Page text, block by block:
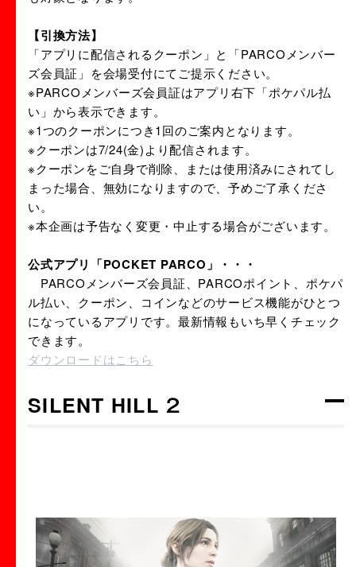
【引換方法】
「アプリに配信されるクーポン」と「PARCOメンバー
ズ会員証」を会場受付にてご提示ください。
※PARCOメンバーズ会員証はアプリ右下「ポケパル払
い」から表示できます。
※1つのクーポンにつき1回のご案内となります。
※クーポンは7/24(金)より配信されます。
※クーポンをご自身で削除、または使用済みにされてし
まった場合、無効になりますので、予めご了承くださ
い。
※本企画は予告なく変更・中止する場合がございます。
公式アプリ「POCKET PARCO」・・・
PARCOメンバーズ会員証、PARCOポイント、ポケパ
ル払い、クーポン、コインなどのサービス機能がひとつ
になっているアプリです。最新情報もいち早くチェック
できます。
ダウンロードはこちら
SILENT HILL ２